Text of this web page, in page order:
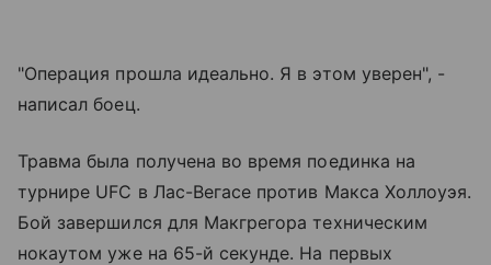
"Операция прошла идеально. Я в этом уверен", -
написал боец.
Травма была получена во время поединка на
турнире UFC в Лас-Вегасе против Макса Холлоуэя.
Бой завершился для Макгрегора техническим
нокаутом уже на 65-й секунде. На первых